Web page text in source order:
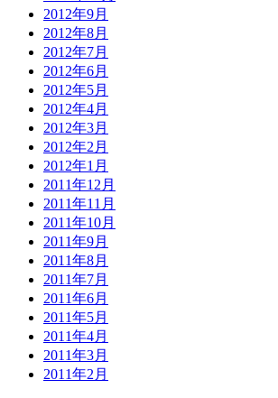
2012年9月
2012年8月
2012年7月
2012年6月
2012年5月
2012年4月
2012年3月
2012年2月
2012年1月
2011年12月
2011年11月
2011年10月
2011年9月
2011年8月
2011年7月
2011年6月
2011年5月
2011年4月
2011年3月
2011年2月